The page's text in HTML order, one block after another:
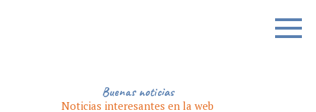
Buenas noticias
Noticias interesantes en la web